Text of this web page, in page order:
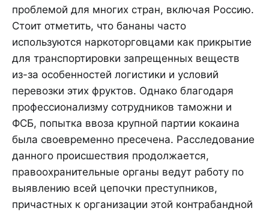
проблемой для многих стран, включая Россию.
Стоит отметить, что бананы часто
используются наркоторговцами как прикрытие
для транспортировки запрещенных веществ
из-за особенностей логистики и условий
перевозки этих фруктов. Однако благодаря
профессионализму сотрудников таможни и
ФСБ, попытка ввоза крупной партии кокаина
была своевременно пресечена. Расследование
данного происшествия продолжается,
правоохранительные органы ведут работу по
выявлению всей цепочки преступников,
причастных к организации этой контрабандной